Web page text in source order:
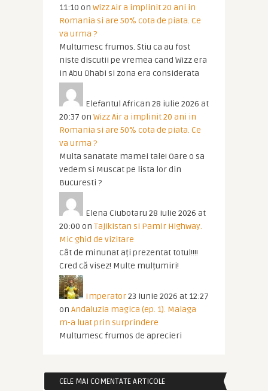
11:10 on Wizz Air a implinit 20 ani in
Romania si are 50% cota de piata. Ce
va urma ?
Multumesc frumos. Stiu ca au fost
niste discutii pe vremea cand Wizz era
in Abu Dhabi si zona era considerata
Elefantul African 28 iulie 2026 at
20:37 on Wizz Air a implinit 20 ani in
Romania si are 50% cota de piata. Ce
va urma ?
Multa sanatate mamei tale! Oare o sa
vedem si Muscat pe lista lor din
Bucuresti ?
Elena Ciubotaru 28 iulie 2026 at
20:00 on Tajikistan si Pamir Highway.
Mic ghid de vizitare
Cât de minunat ați prezentat totul!!!!
Cred că visez! Multe mulțumiri!
Imperator23 iunie 2026 at 12:27
on Andaluzia magica (ep. 1). Malaga
m-a luat prin surprindere
Multumesc frumos de aprecieri
CELE MAI COMENTATE ARTICOLE